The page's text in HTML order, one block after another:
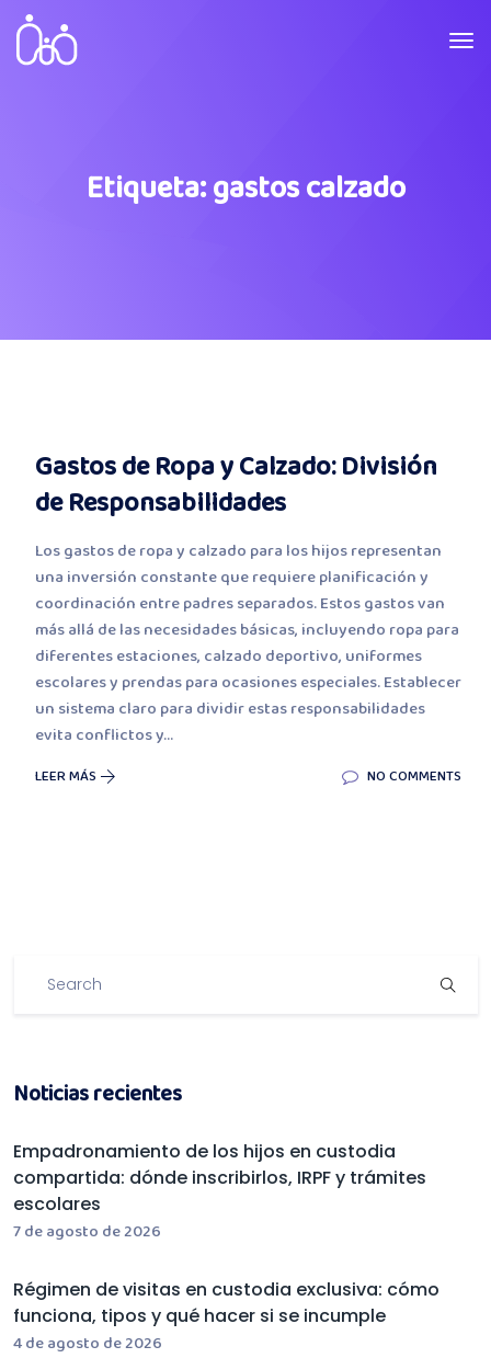
Etiqueta:gastos calzado
Gastos de Ropa y Calzado: División
de Responsabilidades
Los gastos de ropa y calzado para los hijos representan
una inversión constante que requiere planificación y
coordinación entre padres separados. Estos gastos van
más allá de las necesidades básicas, incluyendo ropa para
diferentes estaciones, calzado deportivo, uniformes
escolares y prendas para ocasiones especiales. Establecer
un sistema claro para dividir estas responsabilidades
evita conflictos y...
LEER MÁS NO COMMENTS
Noticias recientes
Empadronamiento de los hijos en custodia
compartida: dónde inscribirlos, IRPF y trámites
escolares
7 de agosto de 2026
Régimen de visitas en custodia exclusiva: cómo
funciona, tipos y qué hacer si se incumple
4 de agosto de 2026